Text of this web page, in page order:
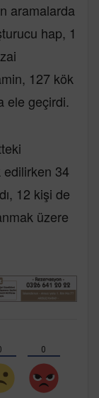
aramalarda
hap, 1
127 kök
ele geçirdi.
edilirken 34
12 kişi de
üzere
0